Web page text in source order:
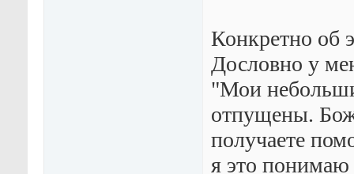
Конкретно об
Дословно у
"Мои
отпущены.
получаете
я это